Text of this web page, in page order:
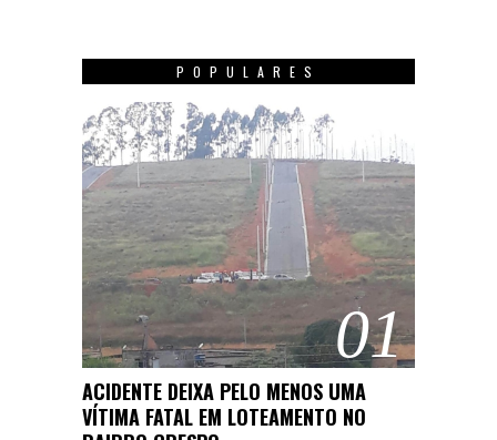
POPULARES
01
ACIDENTE DEIXA PELO MENOS UMA
VÍTIMA FATAL EM LOTEAMENTO NO